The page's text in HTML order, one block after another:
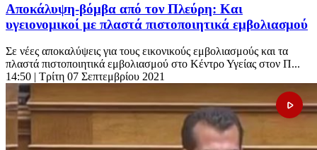
Αποκάλυψη-βόμβα από τον Πλεύρη: Και
υγειονομικοί με πλαστά πιστοποιητικά εμβολιασμού
Σε νέες αποκαλύψεις για τους εικονικούς εμβολιασμούς και τα
πλαστά πιστοποιητικά εμβολιασμού στο Κέντρο Υγείας στον Π...
14:50 | Τρίτη 07 Σεπτεμβρίου 2021